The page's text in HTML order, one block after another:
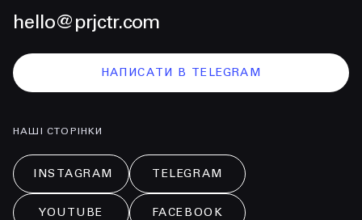
hello@prjctr.com
НАПИСАТИ В TELEGRAM
НАШІ СТОРІНКИ
INSTAGRAM TELEGRAM
YOUTUBE FACEBOOK